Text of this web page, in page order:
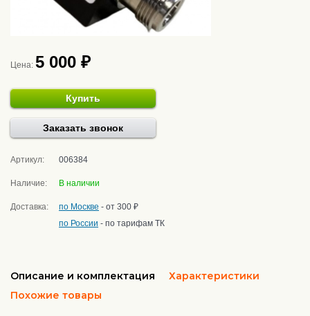
Цена: 5 000 ₽
Купить
Заказать звонок
Артикул: 006384
Наличие: В наличии
Доставка: по Москве - от 300 ₽
по России - по тарифам ТК
Описание и комплектация
Характеристики
Похожие товары